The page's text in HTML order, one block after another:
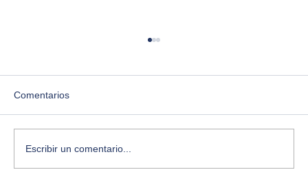
Comentarios
Escribir un comentario...